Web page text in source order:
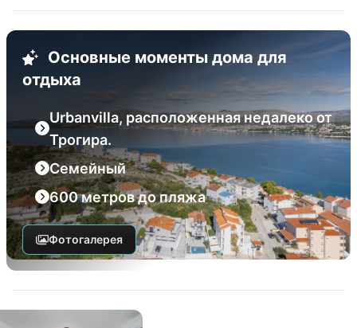
Основные моменты дома для
отдыха
Urbanvilla, расположенная недалеко от
Трогира.
Семейный
600 метров до пляжа
Фотогалерея